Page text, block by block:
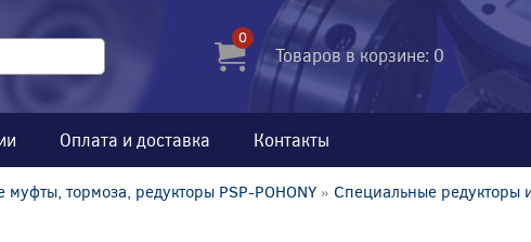
0
Товаров в корзине: 0
Оплата и доставка Контакты
муфты, тормоза, редукторы PSP-POHONY » Специальные редукторы